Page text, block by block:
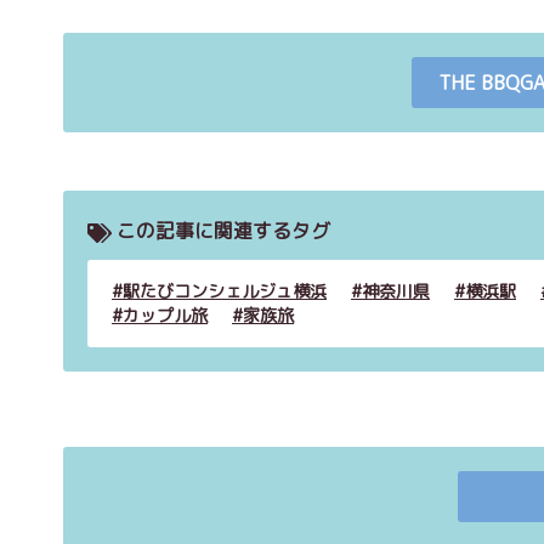
THE
この記事に関連するタグ
駅たびコンシェルジュ横浜 神奈川県
横浜駅
カップル旅
家族旅